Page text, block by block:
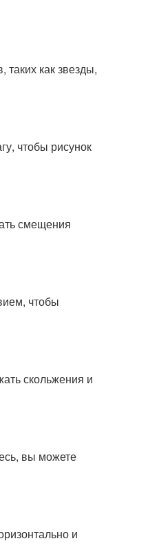
как звезды,
чтобы рисунок
смещения
чтобы
скольжения и
вы можете
и